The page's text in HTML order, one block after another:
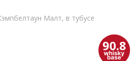
Малт, в тубусе
90.8